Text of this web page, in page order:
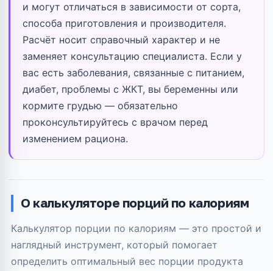
и могут отличаться в зависимости от сорта,
способа приготовления и производителя.
Расчёт носит справочный характер и не
заменяет консультацию специалиста. Если у
вас есть заболевания, связанные с питанием,
диабет, проблемы с ЖКТ, вы беременны или
кормите грудью — обязательно
проконсультируйтесь с врачом перед
изменением рациона.
О калькуляторе порций по калориям
Калькулятор порции по калориям — это простой и
наглядный инструмент, который помогает
определить оптимальный вес порции продукта